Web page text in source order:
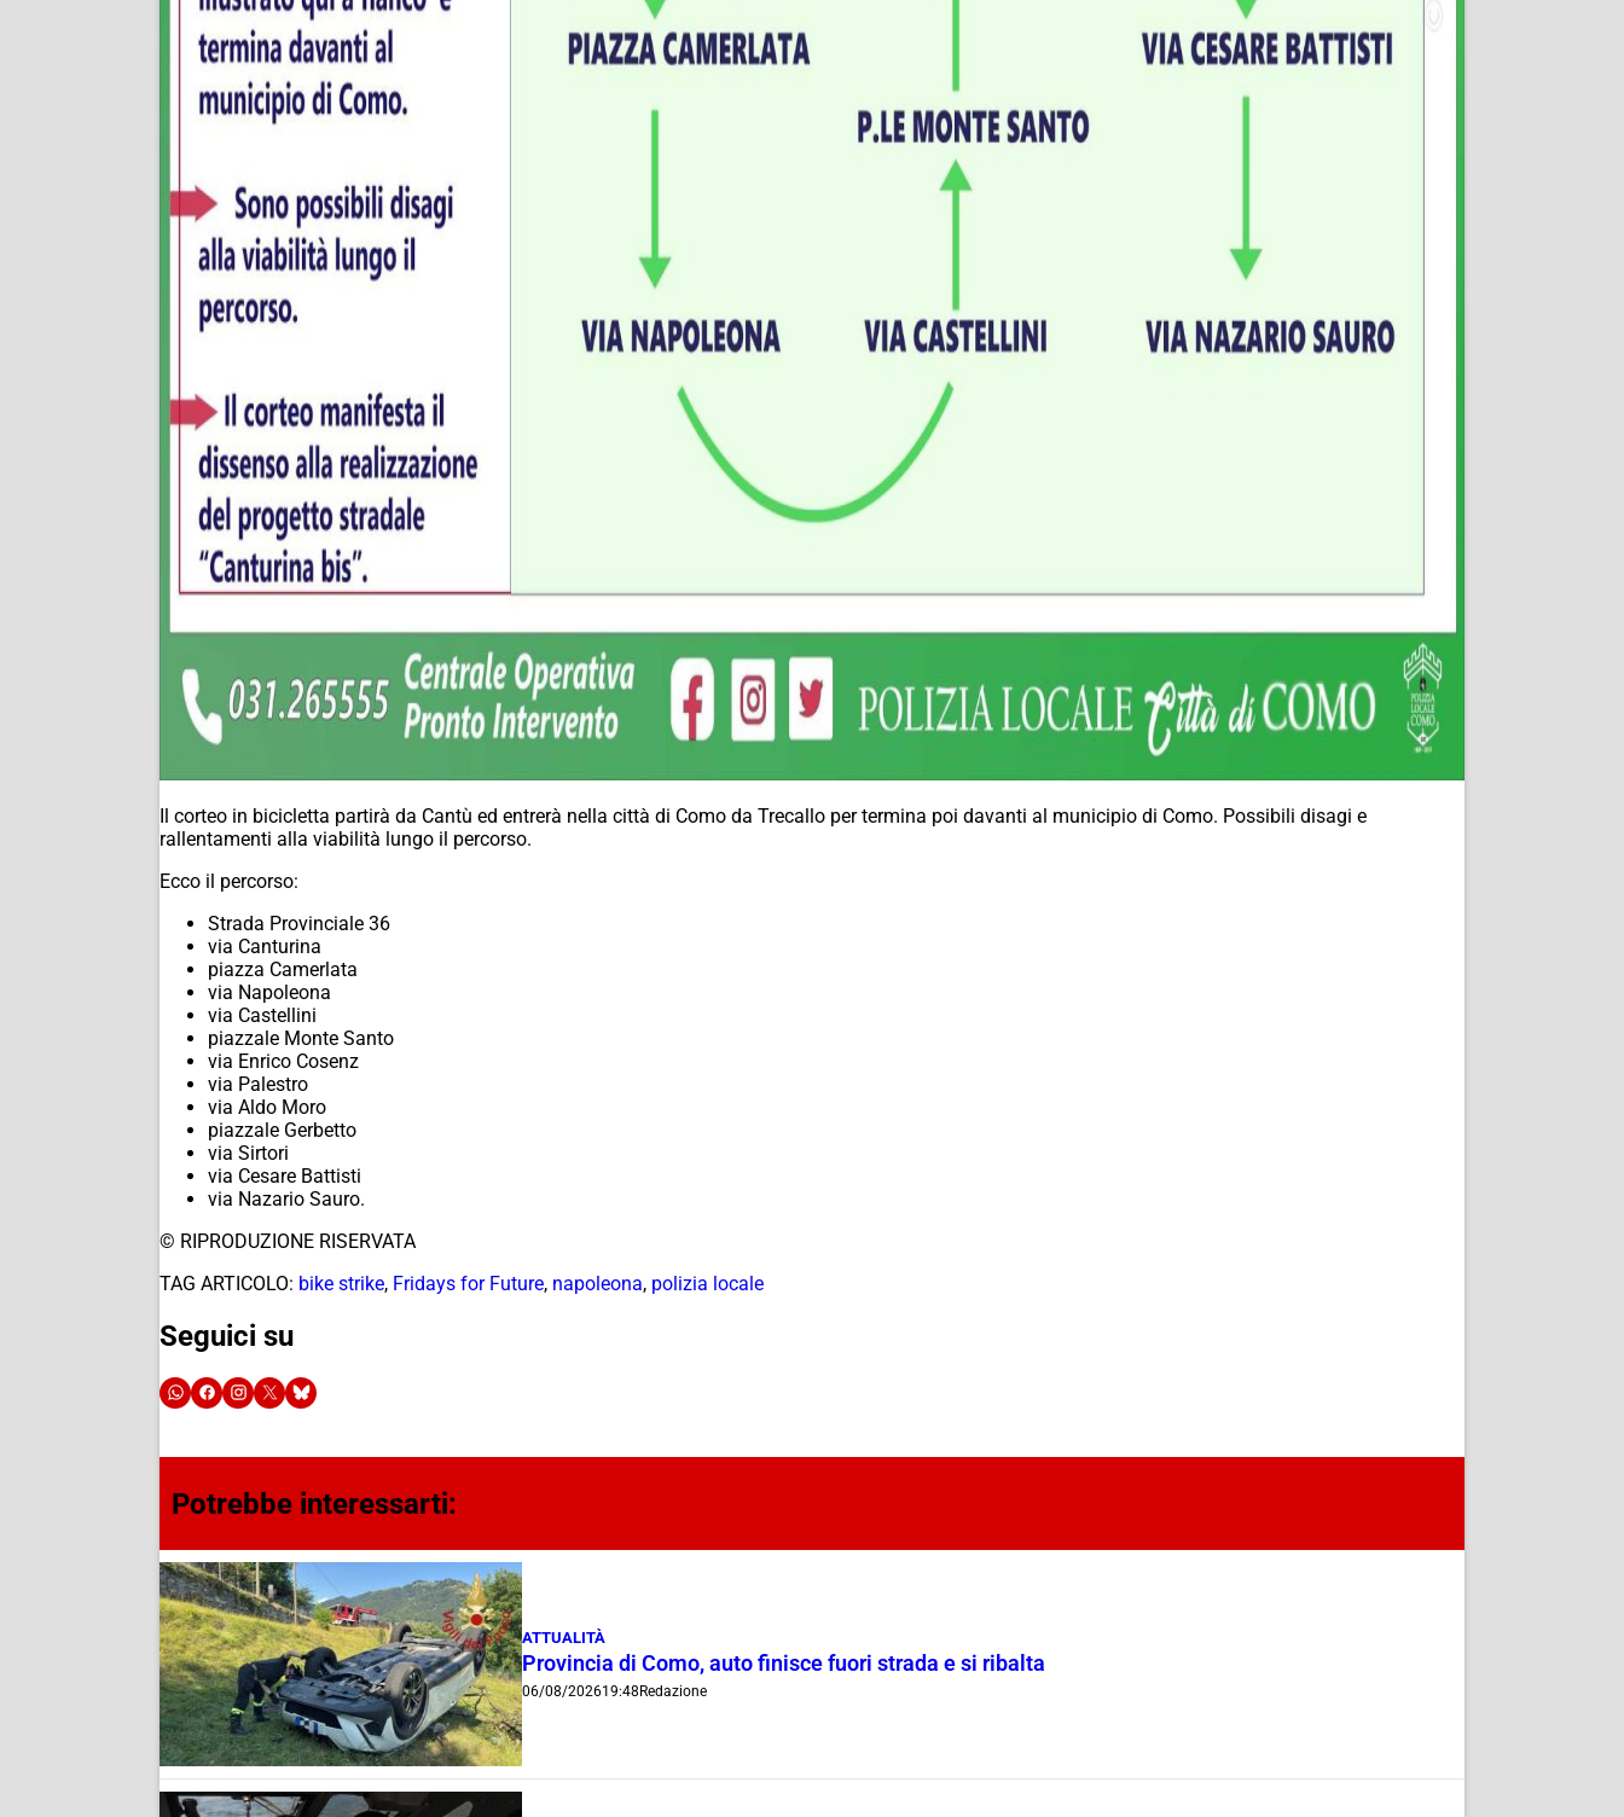
Il corteo in bicicletta partirà da Cantù ed entrerà nella città di Como da Trecallo per termina poi davanti al municipio di Como. Possibili disagi e
rallentamenti alla viabilità lungo il percorso.
Ecco il percorso:
Strada Provinciale 36
via Canturina
piazza Camerlata
via Napoleona
via Castellini
piazzale Monte Santo
via Enrico Cosenz
via Palestro
via Aldo Moro
piazzale Gerbetto
via Sirtori
via Cesare Battisti
via Nazario Sauro.
© RIPRODUZIONE RISERVATA
TAG ARTICOLO: bike strike, Fridays for Future, napoleona, polizia locale
Seguici su
Potrebbe interessarti:
ATTUALITÀ
Provincia di Como, auto finisce fuori strada e si ribalta
06/08/202619:48 Redazione